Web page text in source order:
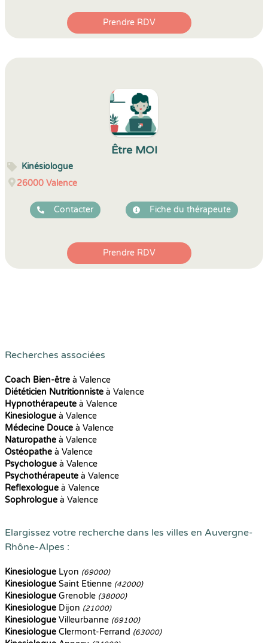
Prendre RDV
Être MOI
Kinésiologue
26000 Valence
Contacter Fiche du thérapeute
Prendre RDV
Recherches associées
Coach Bien-être à Valence
Diététicien Nutritionniste à Valence
Hypnothérapeute à Valence
Kinesiologue à Valence
Médecine Douce à Valence
Naturopathe à Valence
Ostéopathe à Valence
Psychologue à Valence
Psychothérapeute à Valence
Reflexologue à Valence
Sophrologue à Valence
Elargissez votre recherche dans les villes en Auvergne-
Rhône-Alpes :
Kinesiologue Lyon (69000)
Kinesiologue Saint Etienne (42000)
Kinesiologue Grenoble (38000)
Kinesiologue Dijon (21000)
Kinesiologue Villeurbanne (69100)
Kinesiologue Clermont-Ferrand (63000)